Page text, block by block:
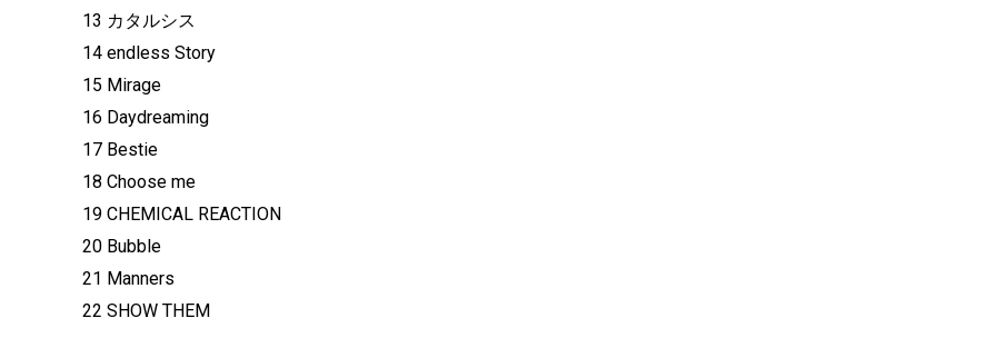
13 カタルシス
14 endless Story
15 Mirage
16 Daydreaming
17 Bestie
18 Choose me
19 CHEMICAL REACTION
20 Bubble
21 Manners
22 SHOW THEM